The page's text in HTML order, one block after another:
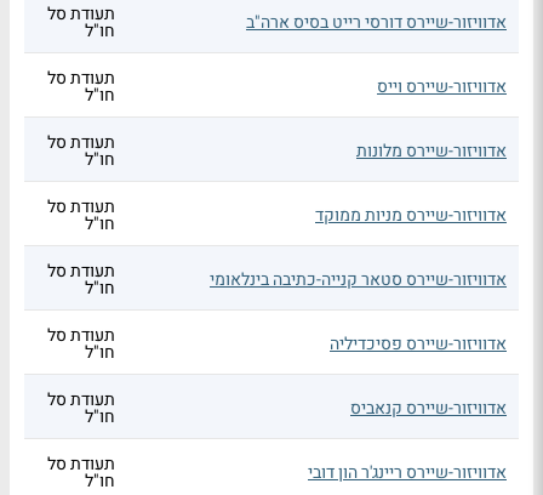
אדוויזור-שיירס דורסי רייט בסיס ארה"ב תעודת סל
חו"ל
אדוויזור-שיירס וייס תעודת סל
חו"ל
אדוויזור-שיירס מלונות תעודת סל
חו"ל
אדוויזור-שיירס מניות ממוקד תעודת סל
חו"ל
אדוויזור-שיירס סטאר קנייה-כתיבה בינלאומי תעודת סל
חו"ל
אדוויזור-שיירס פסיכדיליה תעודת סל
חו"ל
אדוויזור-שיירס קנאביס תעודת סל
חו"ל
אדוויזור-שיירס ריינג'ר הון דובי תעודת סל
חו"ל